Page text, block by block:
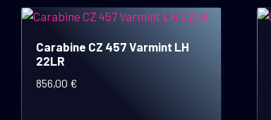
Carabine CZ 457 Varmint LH
22LR
856,00 €